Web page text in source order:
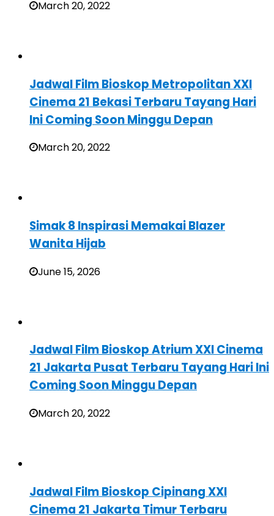
March 20, 2022
Jadwal Film Bioskop Metropolitan XXI
Cinema 21 Bekasi Terbaru Tayang Hari
Ini Coming Soon Minggu Depan
March 20, 2022
Simak 8 Inspirasi Memakai Blazer
Wanita Hijab
June 15, 2026
Jadwal Film Bioskop Atrium XXI Cinema
21 Jakarta Pusat Terbaru Tayang Hari Ini
Coming Soon Minggu Depan
March 20, 2022
Jadwal Film Bioskop Cipinang XXI
Cinema 21 Jakarta Timur Terbaru